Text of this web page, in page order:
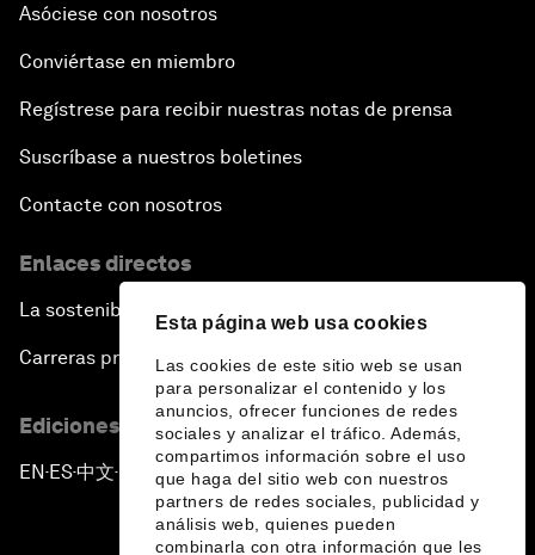
Esta página web usa cookies
Las cookies de este sitio web se usan
para personalizar el contenido y los
anuncios, ofrecer funciones de redes
sociales y analizar el tráfico. Además,
compartimos información sobre el uso
que haga del sitio web con nuestros
partners de redes sociales, publicidad y
análisis web, quienes pueden
combinarla con otra información que les
Asóciese con nosotros
Conviértase en miembro
Regístrese para recibir nuestras notas de prensa
Suscríbase a nuestros boletines
Contacte con nosotros
Enlaces directos
La sostenibilidad en el Foro
Carreras profesionales
Ediciones en otros idiomas
EN ▪ES▪中文▪ 日本語